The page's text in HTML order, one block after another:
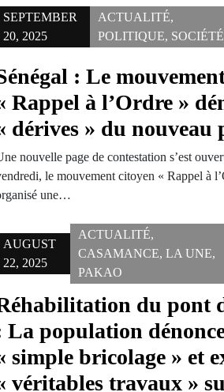
SEPTEMBER
20, 2025
ACTUALITÉ,
POLITIQUE, SOCIÉTÉ
: Le
Rappel à l’Ordre »
dérives » du nouveau
nouvelle page de contestation s’est
le mouvement citoyen « Rappel à
une…
AUGUST
22, 2025
ACTUALITÉ,
CASAMANCE,LA UNE,
PAKAO
du pont
La population
simple bricolage » et
véritables travaux »